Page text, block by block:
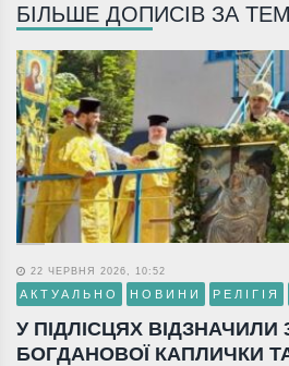
БІЛЬШЕ ДОПИСІВ ЗА
22 ЧЕРВНЯ 2026, 10:52
АКТУАЛЬНО НОВИНИ РЕЛІГІЯ
У ПІДЛІСЦЯХ ВІДЗНАЧИЛИ
БОГДАНОВОЇ КАПЛИЧКИ